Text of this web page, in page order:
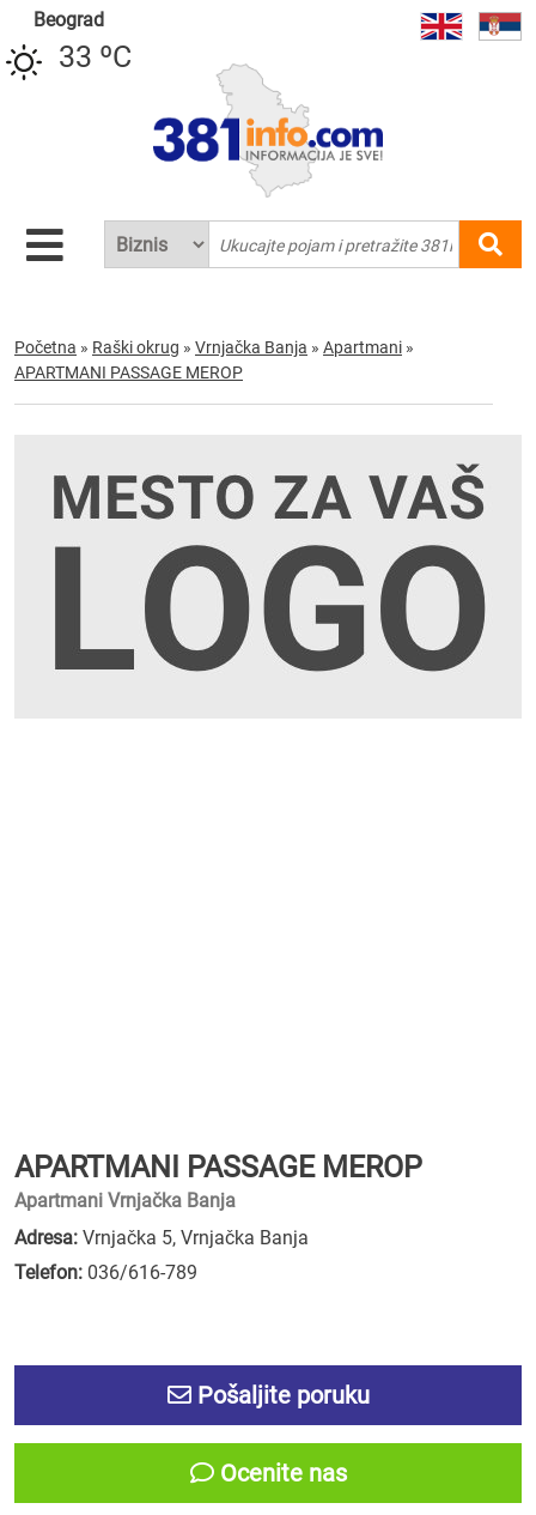
Beograd
33 ºC
Početna » Raški okrug » Vrnjačka Banja » Apartmani »
APARTMANI PASSAGE MEROP
APARTMANI PASSAGE MEROP
Apartmani Vrnjačka Banja
Adresa: Vrnjačka 5, Vrnjačka Banja
Telefon: 036/616-789
Pošaljite poruku
Ocenite nas